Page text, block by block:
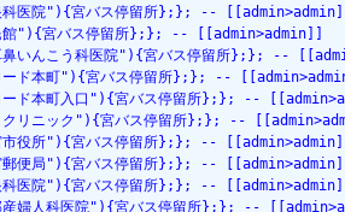
院"){宮バス停留所};}; -- [[admin>admin]]
宮バス停留所};}; -- [[admin>admin]]
こう科医院"){宮バス停留所};}; --
本町"){宮バス停留所};}; --
本町入口"){宮バス停留所};}; --
ニック"){宮バス停留所};}; --
所"){宮バス停留所};}; -- [[admin>admin]]
局"){宮バス停留所};}; -- [[admin>admin]]
院"){宮バス停留所};}; -- [[admin>admin]]
人科医院"){宮バス停留所};}; --